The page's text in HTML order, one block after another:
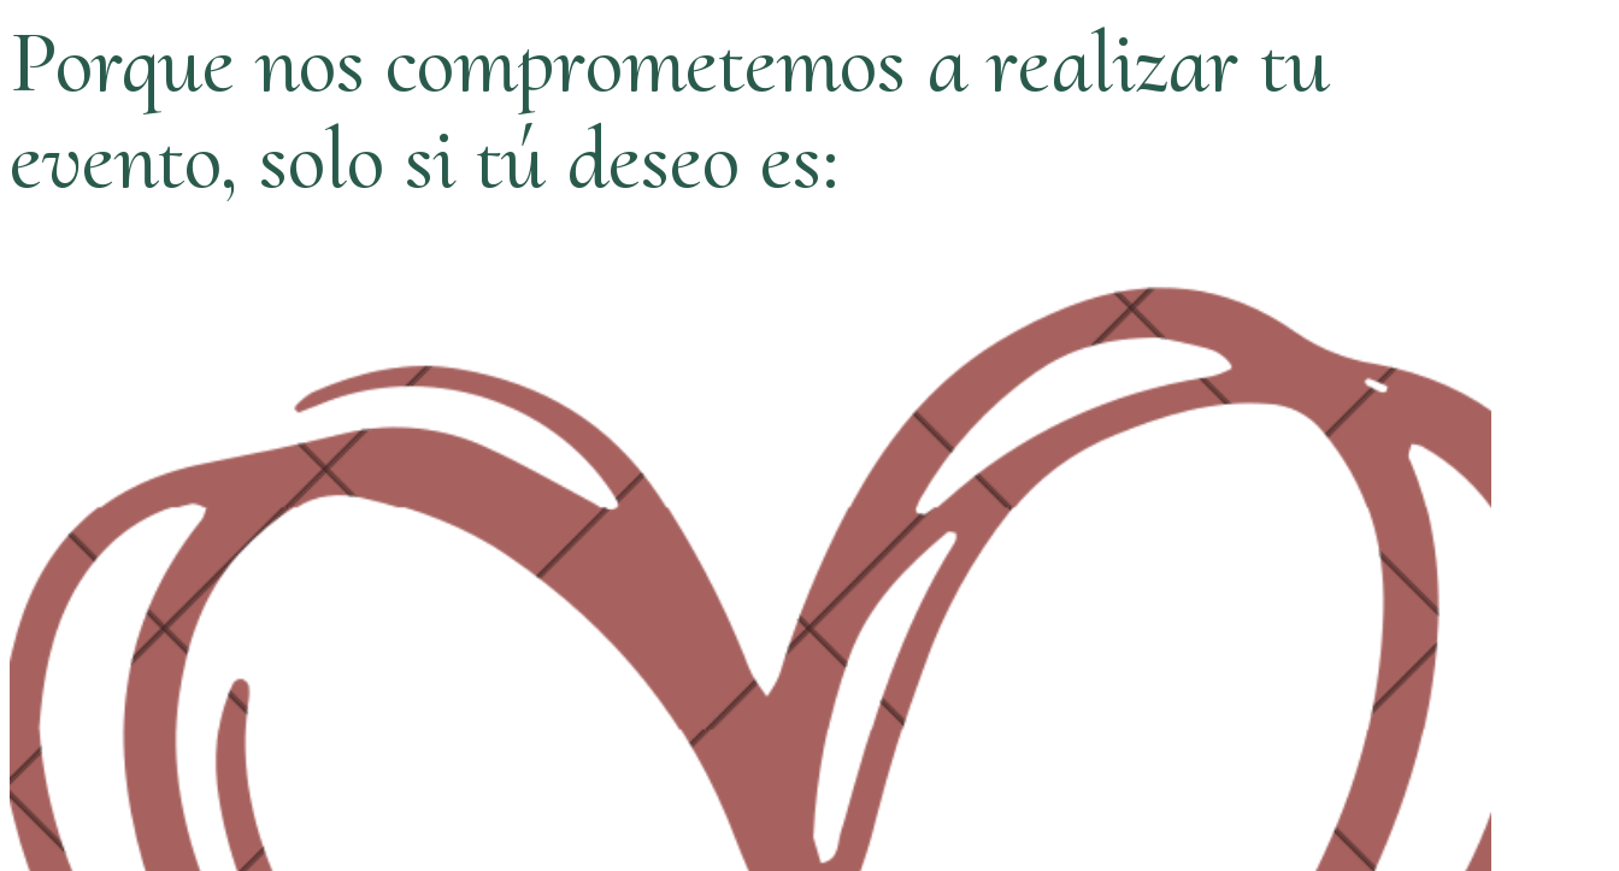
Porque nos comprometemos a realizar tu
evento, solo si tú deseo es: